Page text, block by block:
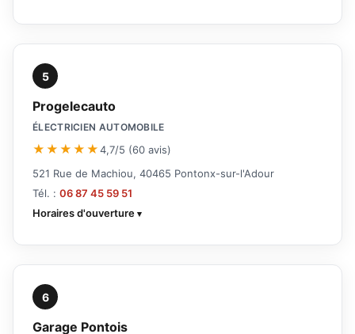
5
Progelecauto
ÉLECTRICIEN AUTOMOBILE
★★★★★4,7/5 (60 avis)
521 Rue de Machiou, 40465 Pontonx-sur-l'Adour
Tél. : 06 87 45 59 51
Horaires d'ouverture
6
Garage Pontois